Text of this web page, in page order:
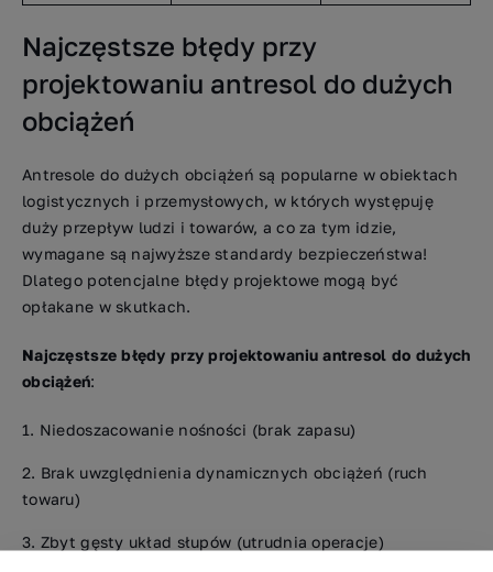
Najczęstsze błędy przy
projektowaniu antresol do dużych
obciążeń
Antresole do dużych obciążeń są popularne w obiektach
logistycznych i przemysłowych, w których występuję
duży przepływ ludzi i towarów, a co za tym idzie,
wymagane są najwyższe standardy bezpieczeństwa!
Dlatego potencjalne błędy projektowe mogą być
opłakane w skutkach.
Najczęstsze błędy przy projektowaniu antresol do dużych
obciążeń:
Niedoszacowanie nośności (brak zapasu)
Brak uwzględnienia dynamicznych obciążeń (ruch
towaru)
Zbyt gęsty układ słupów (utrudnia operacje)